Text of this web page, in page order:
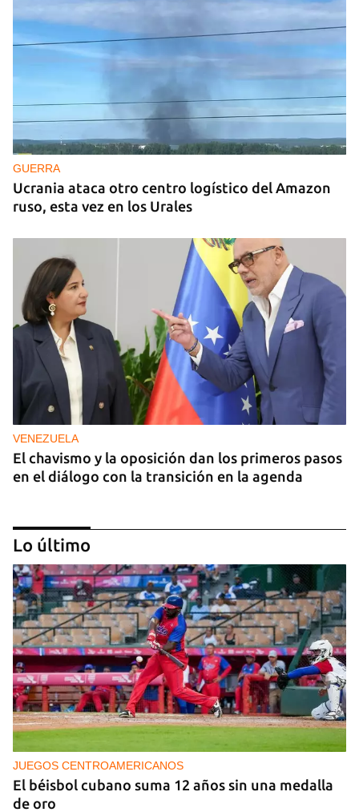
GUERRA
Ucrania ataca otro centro logístico del Amazon
ruso, esta vez en los Urales
VENEZUELA
El chavismo y la oposición dan los primeros pasos
en el diálogo con la transición en la agenda
NICARAGUA
EE UU propone a la OEA convocar a los
cancilleres para "tomar medidas" contra las
decisiones de Ortega
Lo último
JUEGOS CENTROAMERICANOS
El béisbol cubano suma 12 años sin una medalla
de oro